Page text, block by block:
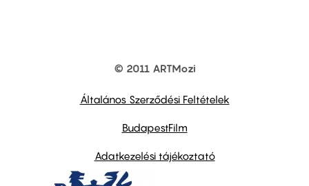
© 2011 ARTMozi
Általános Szerződési Feltételek
BudapestFilm
Adatkezelési tájékoztató